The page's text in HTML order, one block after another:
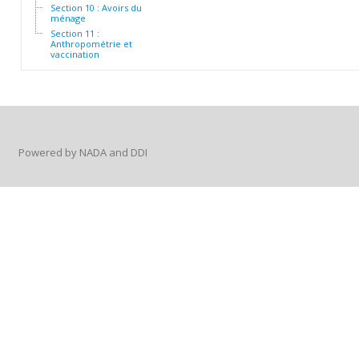
Section 10 : Avoirs du
ménage
Section 11 :
Anthropométrie et
vaccination
Powered by NADA and DDI